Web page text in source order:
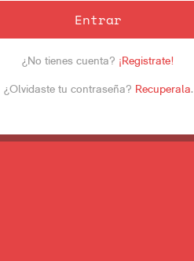
Entrar
¿No tienes cuenta? ¡Registrate!
¿Olvidaste tu contraseña? Recuperala.